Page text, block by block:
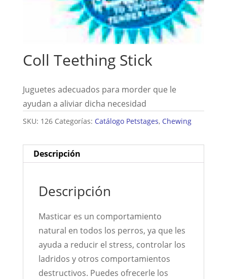
Coll Teething Stick
Juguetes adecuados para morder que le
ayudan a aliviar dicha necesidad
SKU: 126 Categorías: Catálogo Petstages, Chewing
Descripción
Descripción
Masticar es un comportamiento
natural en todos los perros, ya que les
ayuda a reducir el stress, controlar los
ladridos y otros comportamientos
destructivos. Puedes ofrecerle los